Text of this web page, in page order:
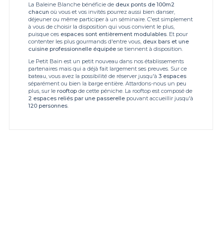
La Baleine Blanche bénéficie de deux ponts de 100m2
chacun où vous et vos invités pourrez aussi bien danser,
déjeuner ou même participer à un séminaire. C'est simplement
à vous de choisir la disposition qui vous convient le plus,
puisque ces espaces sont entièrement modulables . Et pour
contenter les plus gourmands d'entre vous, deux bars et une
cuisine professionnelle équipée se tiennent à disposition.
Le Petit Bain est un petit nouveau dans nos établissements
partenaires mais qui a déjà fait largement ses preuves. Sur ce
bateau, vous avez la possibilité de réserver jusqu'à 3 espaces
séparément ou bien la barge entière. Attardons-nous un peu
plus, sur le rooftop de cette péniche. La rooftop est composé de
2 espaces reliés par une passerelle pouvant accueillir jusqu'à
120 personnes